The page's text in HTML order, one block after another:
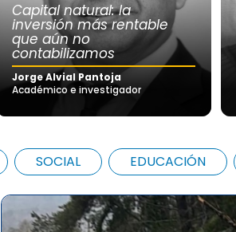
Capital natural: la
inversión más rentable
que aún no
contabilizamos
Jorge Alvial Pantoja
Académico e investigador
SOCIAL EDUCACIÓN